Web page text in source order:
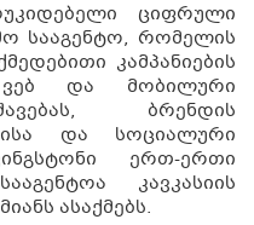
ციფრული
სააგენტო, რომელის
კამპანიების
ვებ და მობილური
ბრენდის
და სოციალური
ერთ-ერთი
კავკასიის
ასაქმებს.